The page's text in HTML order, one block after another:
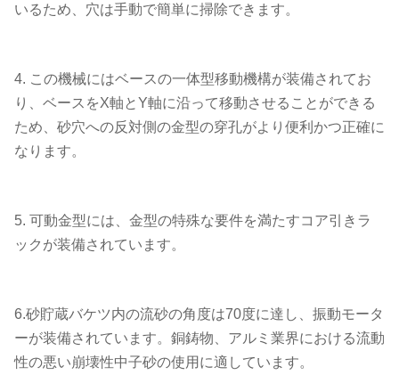
いるため、穴は手動で簡単に掃除できます。
4. この機械にはベースの一体型移動機構が装備されてお
り、ベースをX軸とY軸に沿って移動させることができる
ため、砂穴への反対側の金型の穿孔がより便利かつ正確に
なります。
5. 可動金型には、金型の特殊な要件を満たすコア引きラ
ックが装備されています。
6.砂貯蔵バケツ内の流砂の角度は70度に達し、振動モータ
ーが装備されています。銅鋳物、アルミ業界における流動
性の悪い崩壊性中子砂の使用に適しています。